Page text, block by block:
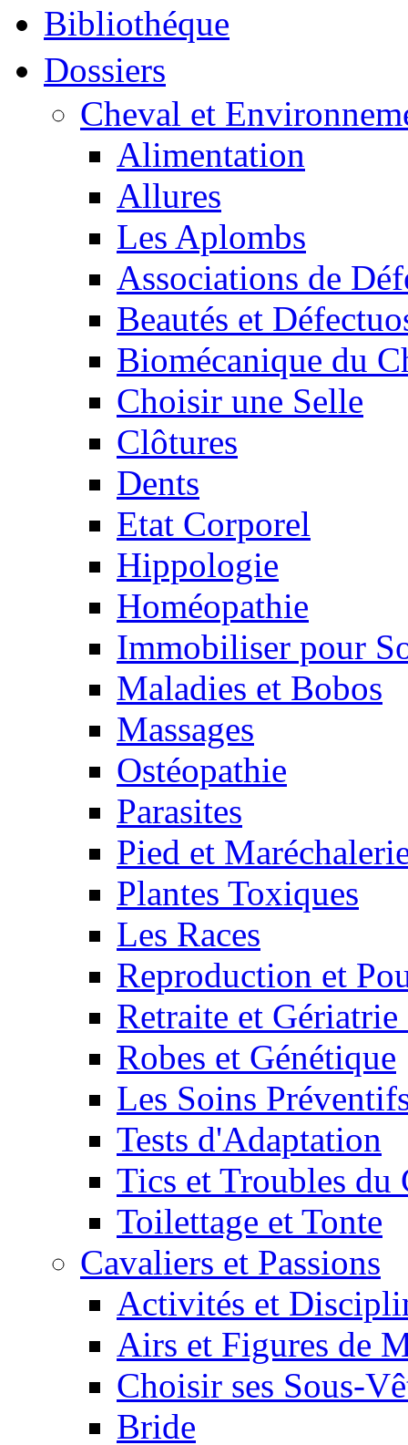
Bibliothéque
Dossiers
Cheval et
Alimentation
Allures
Les Aplombs
Associations de
Beautés et
Biomécanique du
Choisir une Selle
Clôtures
Dents
Etat Corporel
Hippologie
Homéopathie
Immobiliser pour
Maladies et Bobos
Massages
Ostéopathie
Parasites
Pied et
Plantes Toxiques
Les Races
Reproduction et
Retraite et
Robes et Génétique
Les Soins
Tests d'Adaptation
Tics et Troubles du
Toilettage et Tonte
Cavaliers et Passions
Activités et
Airs et Figures de
Choisir ses Sous-
Bride